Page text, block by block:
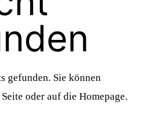
gefunden. Sie können
oder auf die Homepage.